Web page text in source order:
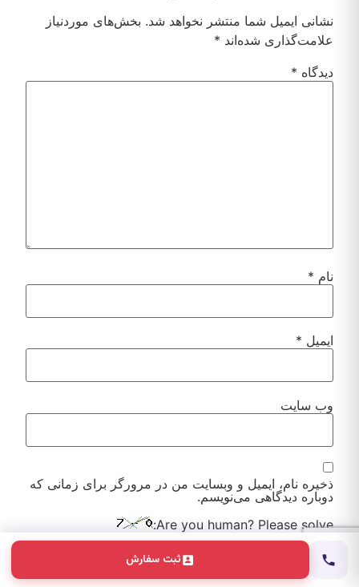
ثبت سفارش
نشانی ایمیل شما منتشر نخواهد شد. بخش‌های موردنیاز
علامت‌گذاری شده‌اند *
دیدگاه *
نام *
ایمیل *
وب‌ سایت
ذخیره نام، ایمیل و وبسایت من در مرورگر برای زمانی که
دوباره دیدگاهی می‌نویسم.
Are you human? Please solve: